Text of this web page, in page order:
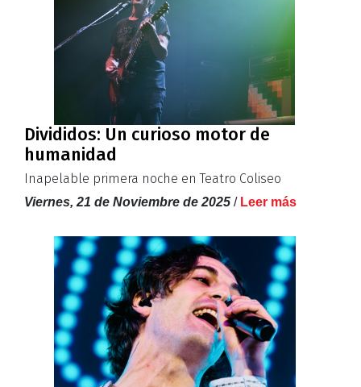
Divididos: Un curioso motor de
humanidad
Inapelable primera noche en Teatro Coliseo
Viernes, 21 de Noviembre de 2025 / Leer más